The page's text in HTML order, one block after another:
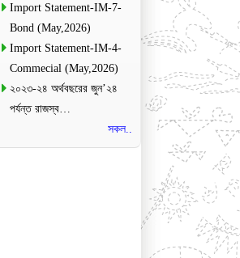
Import Statement-IM-7-
Bond (May,2026)
Import Statement-IM-4-
Commecial (May,2026)
২০২৩-২৪ অর্থবছরের জুন’২৪
পর্যন্ত রাজস্ব…
সকল..